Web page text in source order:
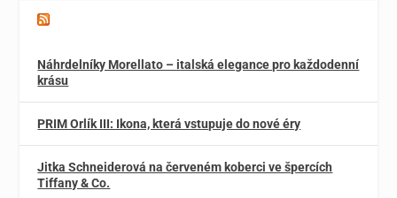
Náhrdelníky Morellato – italská elegance pro každodenní
krásu
PRIM Orlík III: Ikona, která vstupuje do nové éry
Jitka Schneiderová na červeném koberci ve špercích
Tiffany & Co.